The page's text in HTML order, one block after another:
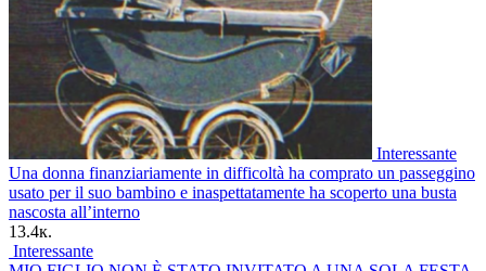
Interessante
Una donna finanziariamente in difficoltà ha comprato un passeggino
usato per il suo bambino e inaspettatamente ha scoperto una busta
nascosta all’interno
13.4к.
Interessante